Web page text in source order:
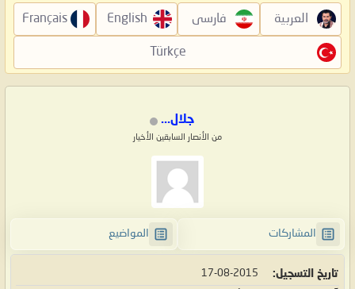
العربية فارسی English
Français
Türkçe
جلال...
من الأنصار السابقين الأخيار
المشاركات المواضيع
تاريخ التسجيل 17-08-2015